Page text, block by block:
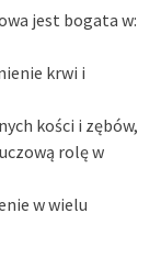
jest bogata w:
krwi i
kości i zębów,
rolę w
w wielu